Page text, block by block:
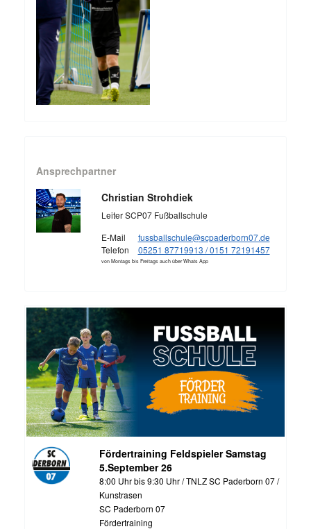
Ansprechpartner
Christian Strohdiek
Leiter SCP07 Fußballschule
E-Mail
fussballschule@scpaderborn07.de
Telefon
05251 87719913 / 0151 72191457
von Montags bis Freitags auch über Whats App
Fördertraining Feldspieler Samstag
5.September 26
8:00 Uhr bis 9:30 Uhr / TNLZ SC Paderborn 07 /
Kunstrasen
SC Paderborn 07
Fördertraining